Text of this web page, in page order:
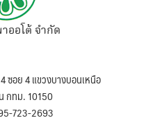
ออโต้ จำกัด
ซอย 4 แขวงบางบอนเหนือ
กทม. 10150
723-2693